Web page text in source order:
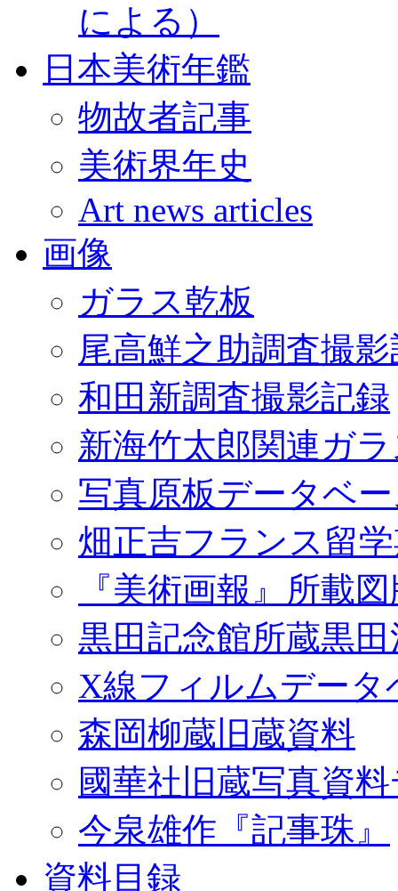
による）
日本美術年鑑
物故者記事
美術界年史
Art news articles
画像
ガラス乾板
尾高鮮之助調査撮
和田新調査撮影記録
新海竹太郎関連ガ
写真原板データベ
畑正吉フランス留
『美術画報』所載
黒田記念館所蔵黒
X線フィルムデータ
森岡柳蔵旧蔵資料
國華社旧蔵写真資
今泉雄作『記事珠』
資料目録